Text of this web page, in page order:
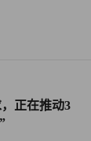
访时表示：“
自己依旧支
特币。
和SpaceX都
正在推动3